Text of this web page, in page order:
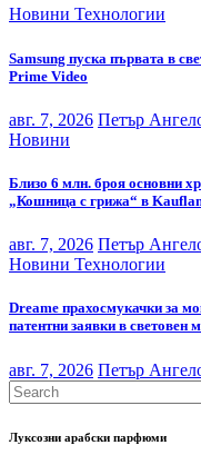
Новини Технологии
Samsung пуска първата в
Prime Video
авг. 7, 2026 Петър
Новини
Близо 6 млн. броя основни
„Кошница с грижа“ в
авг. 7, 2026 Петър
Новини Технологии
Dreame прахосмукачки за
патентни заявки в световен
авг. 7, 2026 Петър
Луксозни арабски парфюми